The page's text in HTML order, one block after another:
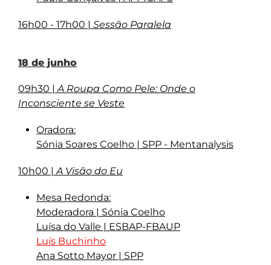
16h00 - 17h00 | Sessão Paralela
18 de junho
09h30 |A Roupa Como Pele: Onde o
Inconsciente se Veste
Oradora:
Sónia Soares Coelho | SPP - Mentanalysis
10h00 |A Visão do Eu
Mesa Redonda:
Moderadora | Sónia Coelho
Luísa do Valle | ESBAP-FBAUP
Luís Buchinho
Ana Sotto Mayor | SPP